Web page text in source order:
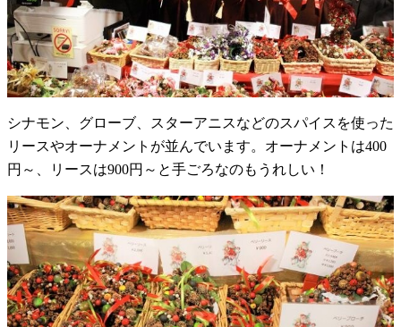
シナモン、グローブ、スターアニスなどのスパイスを使った
リースやオーナメントが並んでいます。オーナメントは400
円～、リースは900円～と手ごろなのもうれしい！